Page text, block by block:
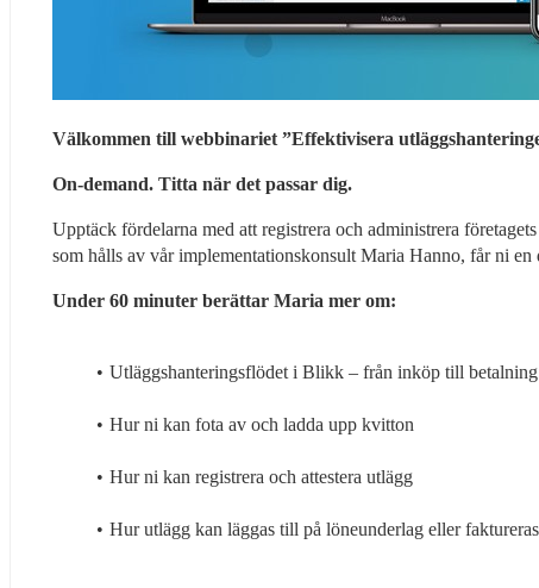
Välkommen till webbinariet ”Effektivisera
On-demand. Titta när det passar dig.
Upptäck fördelarna med att registrera och administrera
som hålls av vår implementationskonsult Maria Hanno, får ni
Under 60 minuter berättar Maria mer om:
Utläggshanteringsflödet i Blikk – från inköp till betalning
Hur ni kan fota av och ladda upp kvitton
Hur ni kan registrera och attestera utlägg
Hur utlägg kan läggas till på löneunderlag eller